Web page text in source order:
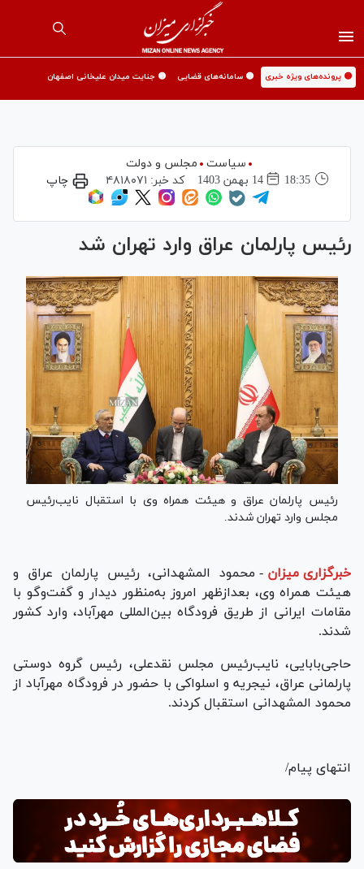
🟡 پرونده‌های ویژه خبری 🟡 سامانه‌های قضایی 🟡 جنایت میدان علیخانی اصفهان
سیاست
مجلس و دولت
18:35
14 بهمن 1403 کد خبر: ۴۸۱۸۰۷۱ چاپ
رئیس پارلمان عراق وارد تهران شد
رئیس پارلمان عراق و هیئت همراه وی با استقبال نایب‌رئیس
مجلس وارد تهران شدند.
خبرگزاری میزان - محمود المشهدانی، رئیس پارلمان عراق و
هیئت همراه وی، بعدازظهر امروز به‌منظور دیدار و گفت‌و‌گو با
مقامات ایرانی از طریق فرودگاه بین‌المللی مهرآباد، وارد کشور
شدند.
حاجی‌بابایی، نایب‌رئیس مجلس نقدعلی، رئیس گروه دوستی
پارلمانی عراق، نیجریه و اسلواکی با حضور در فرودگاه مهرآباد از
محمود المشهدانی استقبال کردند.
انتهای پیام/